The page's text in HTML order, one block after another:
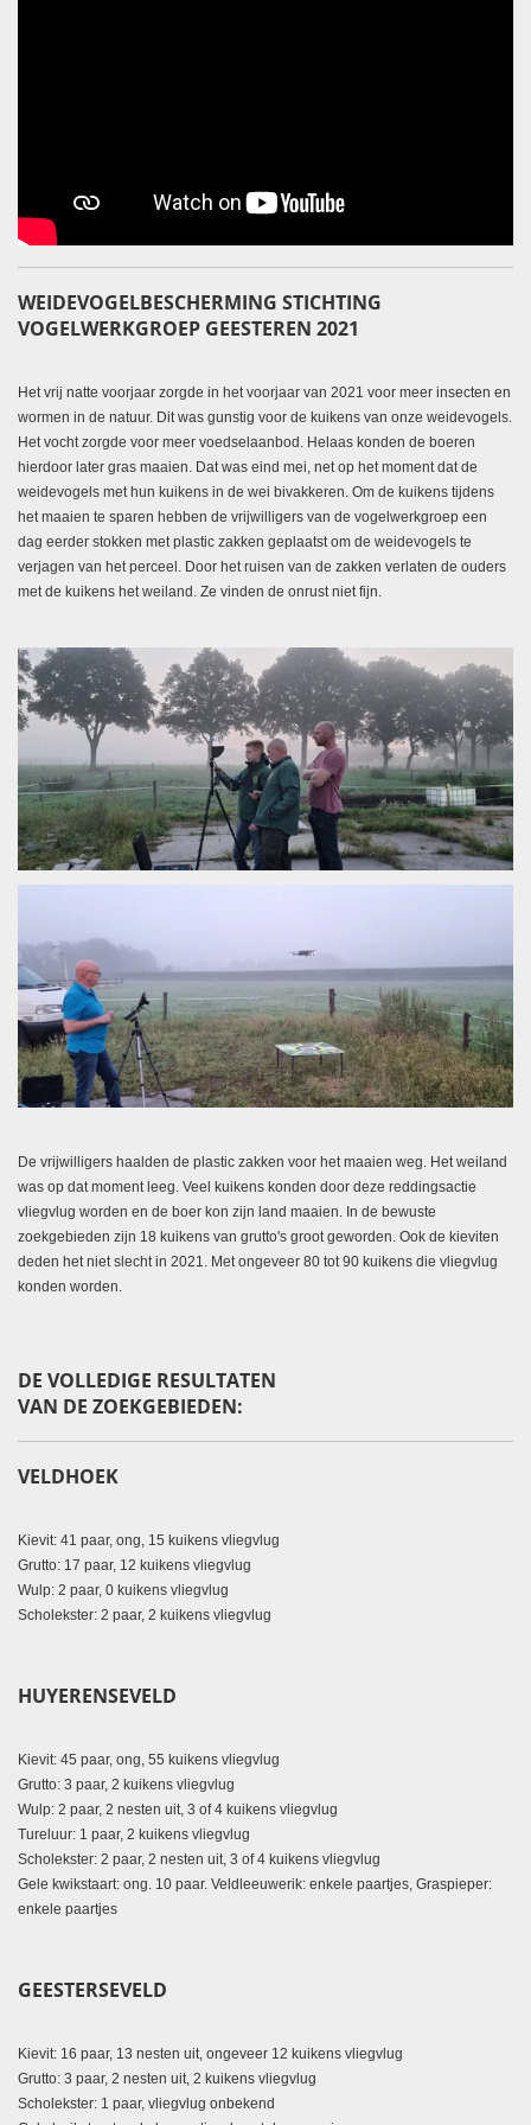
WEIDEVOGELBESCHERMING STICHTING
VOGELWERKGROEP GEESTEREN 2021
Het vrij natte voorjaar zorgde in het voorjaar van 2021 voor meer insecten en
wormen in de natuur. Dit was gunstig voor de kuikens van onze weidevogels.
Het vocht zorgde voor meer voedselaanbod. Helaas konden de boeren
hierdoor later gras maaien. Dat was eind mei, net op het moment dat de
weidevogels met hun kuikens in de wei bivakkeren. Om de kuikens tijdens
het maaien te sparen hebben de vrijwilligers van de vogelwerkgroep een
dag eerder stokken met plastic zakken geplaatst om de weidevogels te
verjagen van het perceel. Door het ruisen van de zakken verlaten de ouders
met de kuikens het weiland. Ze vinden de onrust niet fijn.
De vrijwilligers haalden de plastic zakken voor het maaien weg. Het weiland
was op dat moment leeg. Veel kuikens konden door deze reddingsactie
vliegvlug worden en de boer kon zijn land maaien. In de bewuste
zoekgebieden zijn 18 kuikens van grutto's groot geworden. Ook de kieviten
deden het niet slecht in 2021. Met ongeveer 80 tot 90 kuikens die vliegvlug
konden worden.
DE VOLLEDIGE RESULTATEN
VAN DE ZOEKGEBIEDEN:
VELDHOEK
Kievit: 41 paar, ong, 15 kuikens vliegvlug
Grutto: 17 paar, 12 kuikens vliegvlug
Wulp: 2 paar, 0 kuikens vliegvlug
Scholekster: 2 paar, 2 kuikens vliegvlug
HUYERENSEVELD
Kievit: 45 paar, ong, 55 kuikens vliegvlug
Grutto: 3 paar, 2 kuikens vliegvlug
Wulp: 2 paar, 2 nesten uit, 3 of 4 kuikens vliegvlug
Tureluur: 1 paar, 2 kuikens vliegvlug
Scholekster: 2 paar, 2 nesten uit, 3 of 4 kuikens vliegvlug
Gele kwikstaart: ong. 10 paar. Veldleeuwerik: enkele paartjes, Graspieper:
enkele paartjes
GEESTERSEVELD
Kievit: 16 paar, 13 nesten uit, ongeveer 12 kuikens vliegvlug
Grutto: 3 paar, 2 nesten uit, 2 kuikens vliegvlug
Scholekster: 1 paar, vliegvlug onbekend